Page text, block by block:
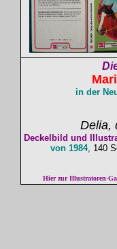
in der
Delia,
Deckelbild und
von 1984, 140
Hier zur Illustratoren-